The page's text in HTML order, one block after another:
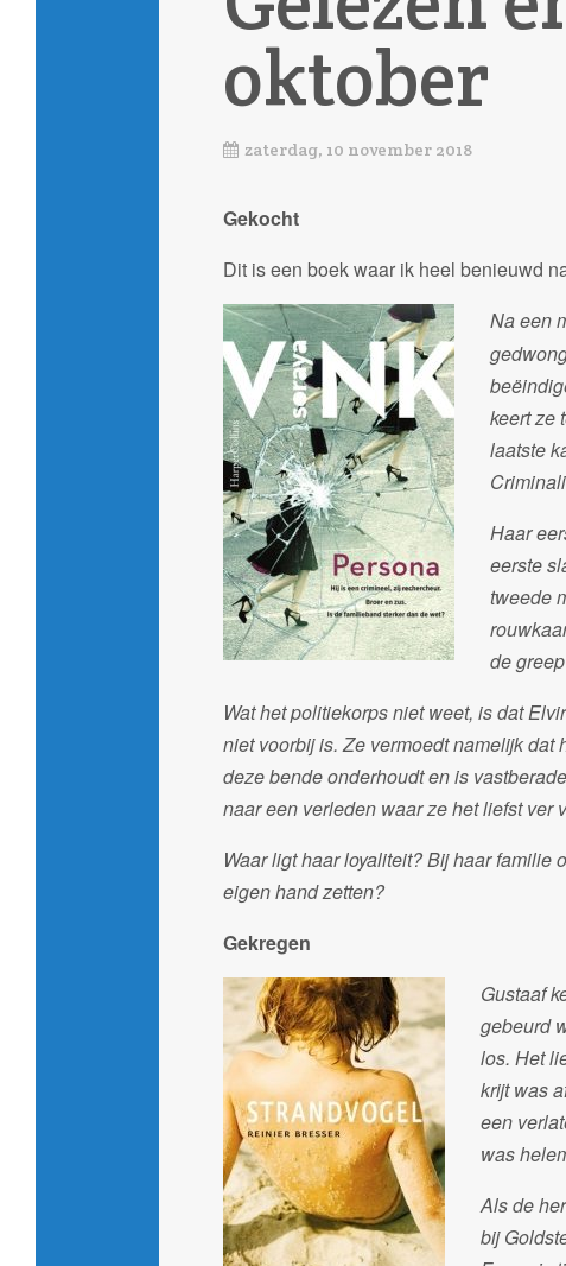
oktober
zaterdag, 10 november 2018
Gekocht
Dit is een boek waar ik heel benieuwd
Na een
keert ze
laatste
Haar
eerste
tweede
de
Wat het politiekorps niet weet, is dat
niet voorbij is. Ze vermoedt namelijk
deze bende onderhoudt en is
naar een verleden waar ze het liefst ver
Waar ligt haar loyaliteit? Bij haar familie
eigen hand zetten?
Gekregen
Gustaaf
gebeurd
los. Het
krijt was
een
was
Als de
bij